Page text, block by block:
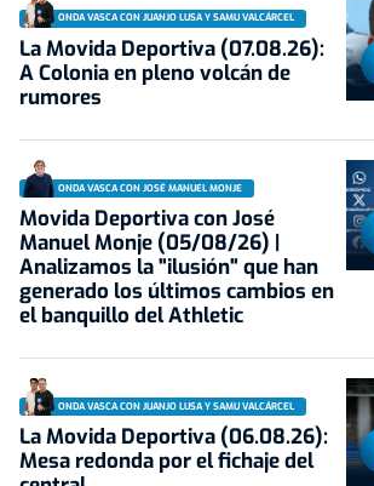
ONDA VASCA CON JUANJO LUSA Y SAMU VALCÁRCEL
La Movida Deportiva (07.08.26):
A Colonia en pleno volcán de
rumores
ONDA VASCA CON JOSÉ MANUEL MONJE
Movida Deportiva con José
Manuel Monje (05/08/26) |
Analizamos la "ilusión" que han
generado los últimos cambios en
el banquillo del Athletic
ONDA VASCA CON JUANJO LUSA Y SAMU VALCÁRCEL
La Movida Deportiva (06.08.26):
Mesa redonda por el fichaje del